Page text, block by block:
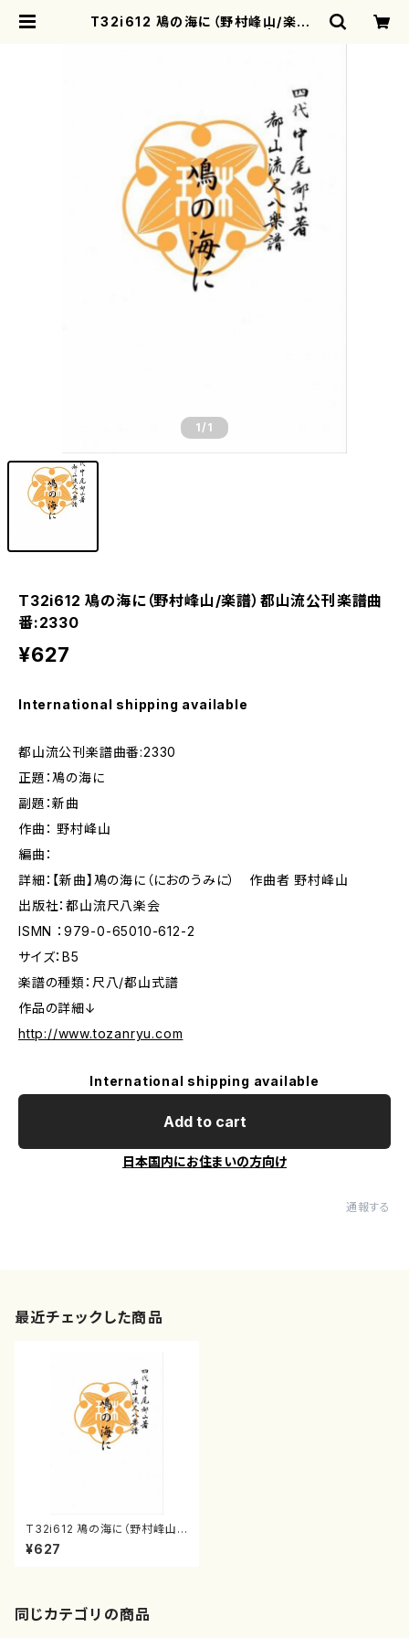
T32i612 鳰の海に（野村峰山/楽譜）
1 /1
T32i612 鳰の海に（野村峰山/楽譜）都山流公刊楽譜曲
番:2330
¥627
International shipping available
都山流公刊楽譜曲番:2330
正題：鳰の海に
副題：新曲
作曲： 野村峰山
編曲：
詳細：【新曲】鳰の海に（におのうみに） 作曲者 野村峰山
出版社：都山流尺八楽会
ISMN ：979-0-65010-612-2
サイズ：B5
楽譜の種類：尺八/都山式譜
作品の詳細↓
http://www.tozanryu.com
International shipping available
Add to cart
日本国内にお住まいの方向け
通報する
最近チェックした商品
T32i612 鳰の海に（野村峰山/
楽譜）都山流公刊楽譜曲番:233
0
¥627
同じカテゴリの商品